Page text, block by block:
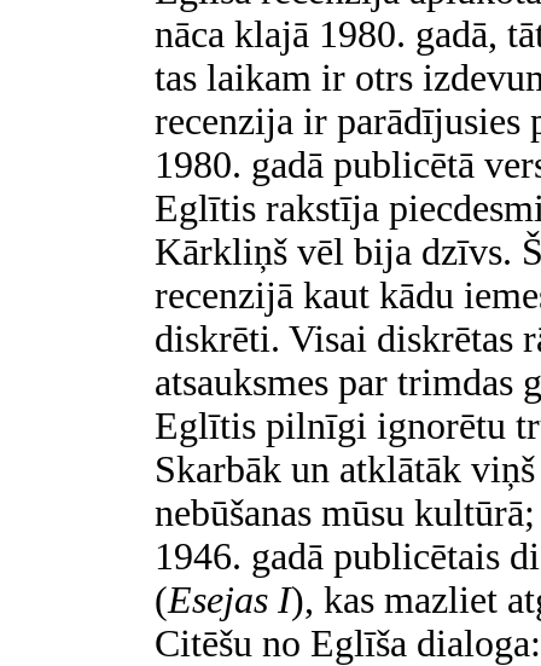
nāca klajā 1980. gadā,
tas laikam ir otrs
recenzija ir parādījusies
1980. gadā publicētā
Eglītis rakstīja
Kārkliņš vēl bija dzīvs.
recenzijā kaut kādu
diskrēti. Visai diskrētas
atsauksmes par trimdas
Eglītis pilnīgi ignorētu
Skarbāk un atklātāk
nebūšanas mūsu
1946. gadā publicētais
(Esejas I), kas mazliet
Citēšu no Eglīša dialoga: